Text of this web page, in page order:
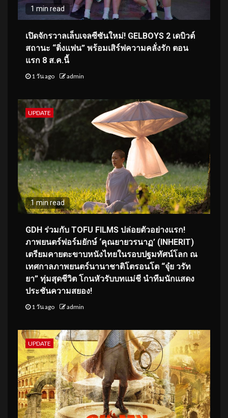
1 min read
เปิดจักรวาลเล็บเจลซีซันใหม่! GELBOYS 2 เดบิวต์
สถานะ “ติ่งแฟน” พร้อมเสิร์ฟความคลั่งรัก ตอน
แรก 8 ส.ค.นี้
1 วัน ago admin
UPDATE
1 min read
GDH ร่วมกับ TOFU FILMS ปล่อยตัวอย่างแรก!
ภาพยนตร์ฟอร์มยักษ์ ‘คุณยายวรนาฏ’ (INHERIT)
เตรียมคายตะขาบหนังไทยในรอบปฐมทัศน์โลก ณ
เทศกาลภาพยนตร์นานาชาติโตรอนโต “จุ๋ย วรัท
ยา” ทุ่มสุดชีวิต โกนหัวรับบทแม่ชี นำทีมนักแสดง
ประชันความสยอง!
1 วัน ago admin
UPDATE